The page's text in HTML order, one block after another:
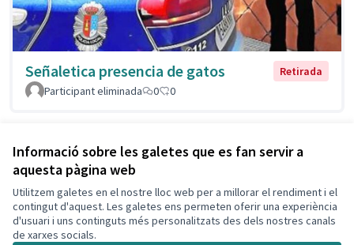
Informació sobre les galetes que es fan servir a
aquesta pàgina web
Utilitzem galetes en el nostre lloc web per a millorar el rendiment i el
contingut d'aquest. Les galetes ens permeten oferir una experiència
d'usuari i uns continguts més personalitzats des dels nostres canals
de xarxes socials.
Señaletica presencia de gatos
Retirada
Participant eliminada
0 0
Veure totes les propostes
Termes i condicions d'ús
Configuració de les galetes
Decidim Calafell a X
Decidim Calafell a Facebook
Decidim Calafell a YouTube
Decidim Calafell a GitHub